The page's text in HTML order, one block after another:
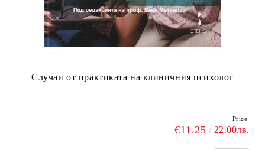
Случаи от практиката на клиничния психолог
Price:
€11.25 22.00лв.